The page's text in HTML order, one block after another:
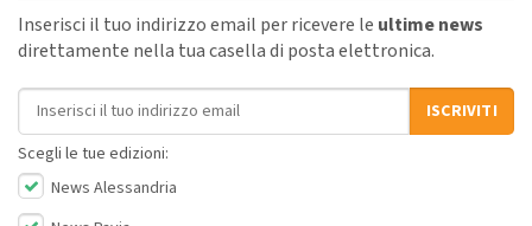
Inserisci il tuo indirizzo email per ricevere le ultime news
direttamente nella tua casella di posta elettronica.
Indirizzo email
ISCRIVITI
Scegli le tue edizioni:
News Alessandria